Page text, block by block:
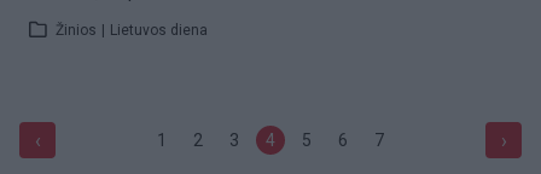
Žinios Lietuvos diena
‹ 1 2 3 4 5 6 7 ›